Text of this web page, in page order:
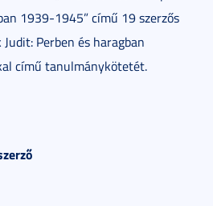
1939-1945” című 19 szerzős
Perben és haragban
című tanulmánykötetét.